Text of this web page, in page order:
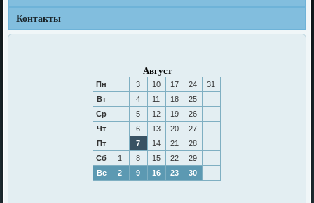
Контакты
Август
Пн 3 10 17 24
31
Вт
4 11 18
25
Ср
5 12 19
26
Чт
6 13 20
27
Пт
7 14 21
28
Сб
1 8 15 22
29
Вс
2 9 16 23 30